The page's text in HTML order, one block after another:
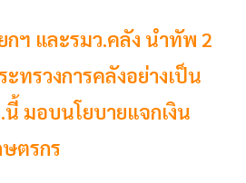
กฯ และรมว.คลัง นำทัพ 2
ะทรวงการคลังอย่างเป็น
นี้ มอบนโยบายแจกเงิน
ตรกร